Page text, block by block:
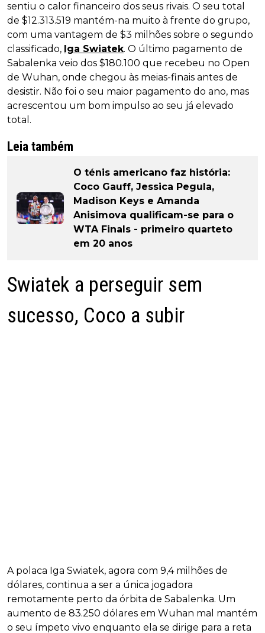
sentiu o calor financeiro dos seus rivais. O seu total
de $12.313.519 mantém-na muito à frente do grupo,
com uma vantagem de $3 milhões sobre o segundo
classificado, Iga Swiatek. O último pagamento de
Sabalenka veio dos $180.100 que recebeu no Open
de Wuhan, onde chegou às meias-finais antes de
desistir. Não foi o seu maior pagamento do ano, mas
acrescentou um bom impulso ao seu já elevado
total.
Leia também
O ténis americano faz história:
Coco Gauff, Jessica Pegula,
Madison Keys e Amanda
Anisimova qualificam-se para o
WTA Finals - primeiro quarteto
em 20 anos
Swiatek a perseguir sem
sucesso, Coco a subir
A polaca Iga Swiatek, agora com 9,4 milhões de
dólares, continua a ser a única jogadora
remotamente perto da órbita de Sabalenka. Um
aumento de 83.250 dólares em Wuhan mal mantém
o seu ímpeto vivo enquanto ela se dirige para a reta